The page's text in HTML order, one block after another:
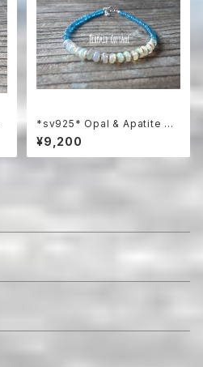
*sv925* Opal & Apatite Oc
ean プレシャスオパールとアパ
タイトの総天然石ブレスレット
¥9,200